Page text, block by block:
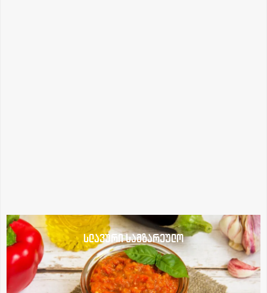
სლავური სამზარეულო